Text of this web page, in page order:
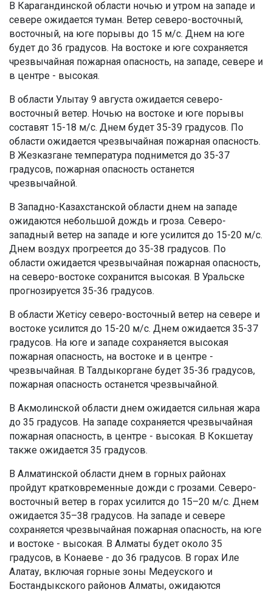
В Карагандинской области ночью и утром на западе и
севере ожидается туман. Ветер северо-восточный,
восточный, на юге порывы до 15 м/с. Днем на юге
будет до 36 градусов. На востоке и юге сохраняется
чрезвычайная пожарная опасность, на западе, севере и
в центре - высокая.
В области Улытау 9 августа ожидается северо-
восточный ветер. Ночью на востоке и юге порывы
составят 15-18 м/с. Днем будет 35-39 градусов. По
области ожидается чрезвычайная пожарная опасность.
В Жезказгане температура поднимется до 35-37
градусов, пожарная опасность останется
чрезвычайной.
В Западно-Казахстанской области днем на западе
ожидаются небольшой дождь и гроза. Северо-
западный ветер на западе и юге усилится до 15-20 м/с.
Днем воздух прогреется до 35-38 градусов. По
области ожидается чрезвычайная пожарная опасность,
на северо-востоке сохранится высокая. В Уральске
прогнозируется 35-36 градусов.
В области Жетісу северо-восточный ветер на севере и
востоке усилится до 15-20 м/с. Днем ожидается 35-37
градусов. На юге и западе сохраняется высокая
пожарная опасность, на востоке и в центре -
чрезвычайная. В Талдыкоргане будет 35-36 градусов,
пожарная опасность останется чрезвычайной.
В Акмолинской области днем ожидается сильная жара
до 35 градусов. На западе сохраняется чрезвычайная
пожарная опасность, в центре - высокая. В Кокшетау
также ожидается 35 градусов.
В Алматинской области днем в горных районах
пройдут кратковременные дожди с грозами. Северо-
восточный ветер в горах усилится до 15–20 м/с. Днем
ожидается 35–38 градусов. На западе и севере
сохраняется чрезвычайная пожарная опасность, на юге
и востоке - высокая. В Алматы будет около 35
градусов, в Конаеве - до 36 градусов. В горах Иле
Алатау, включая горные зоны Медеуского и
Бостандыкского районов Алматы, ожидаются